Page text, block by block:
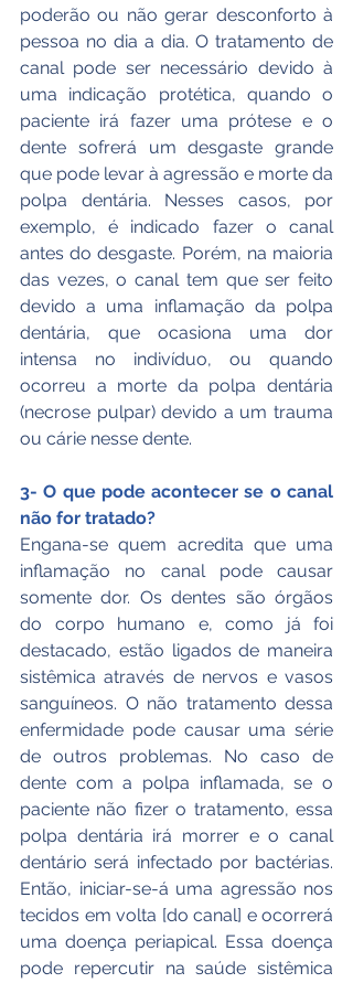
poderão ou não gerar desconforto à
pessoa no dia a dia. O tratamento de
canal pode ser necessário devido à
uma indicação protética, quando o
paciente irá fazer uma prótese e o
dente sofrerá um desgaste grande
que pode levar à agressão e morte da
polpa dentária. Nesses casos, por
exemplo, é indicado fazer o canal
antes do desgaste. Porém, na maioria
das vezes, o canal tem que ser feito
devido a uma inflamação da polpa
dentária, que ocasiona uma dor
intensa no indivíduo, ou quando
ocorreu a morte da polpa dentária
(necrose pulpar) devido a um trauma
ou cárie nesse dente.
3- O que pode acontecer se o canal
não for tratado?
Engana-se quem acredita que uma
inflamação no canal pode causar
somente dor. Os dentes são órgãos
do corpo humano e, como já foi
destacado, estão ligados de maneira
sistêmica através de nervos e vasos
sanguíneos. O não tratamento dessa
enfermidade pode causar uma série
de outros problemas. No caso de
dente com a polpa inflamada, se o
paciente não fizer o tratamento, essa
polpa dentária irá morrer e o canal
dentário será infectado por bactérias.
Então, iniciar-se-á uma agressão nos
tecidos em volta [do canal] e ocorrerá
uma doença periapical. Essa doença
pode repercutir na saúde sistêmica